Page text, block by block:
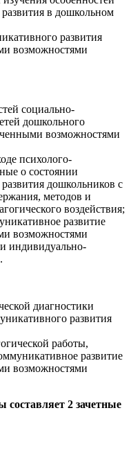
в дошкольном
развития
возможностями
социально-
дошкольного
возможностями
психолого-
о состоянии
дошкольников с
методов и
воздействия;
развитие
возможностями
индивидуально-
диагностики
развития
работы,
развитие
возможностями
2 зачетные